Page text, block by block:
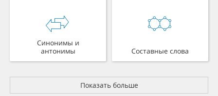
Синонимы и
антонимы
Составные слова
Показать больше